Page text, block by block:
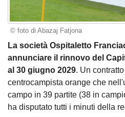
© foto di Abazaj Fatjona
La società Ospitaletto
annunciare il rinnovo del
al 30 giugno 2029. Un
centrocampista orange che
campo in 39 partite (38 in
ha disputato tutti i minuti della